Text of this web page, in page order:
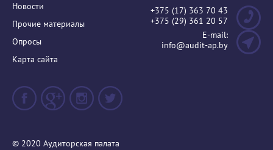
Новости
Прочие материалы
Опросы
Карта сайта
+375 (17) 363 70 43
+375 (29) 361 20 57
E-mail:
info@audit-ap.by
© 2020 Аудиторская палата